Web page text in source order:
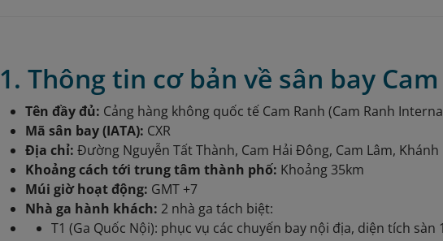
1. Thông tin cơ bản về sân bay
Tên đầy đủ: Cảng hàng không quốc tế Cam Ranh (Cam Ranh
Mã sân bay (IATA): CXR
Địa chỉ: Đường Nguyễn Tất Thành, Cam Hải Đông, Cam Lâm, Khánh
Khoảng cách tới trung tâm thành phố: Khoảng 35km
Múi giờ hoạt động: GMT +7
Nhà ga hành khách: 2 nhà ga tách biệt:
T1 (Ga Quốc Nội): phục vụ các chuyến bay nội địa, diện tích sàn